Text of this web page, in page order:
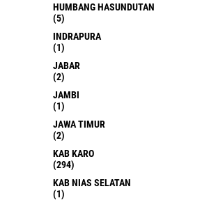
HUMBANG HASUNDUTAN
(5)
INDRAPURA
(1)
JABAR
(2)
JAMBI
(1)
JAWA TIMUR
(2)
KAB KARO
(294)
KAB NIAS SELATAN
(1)